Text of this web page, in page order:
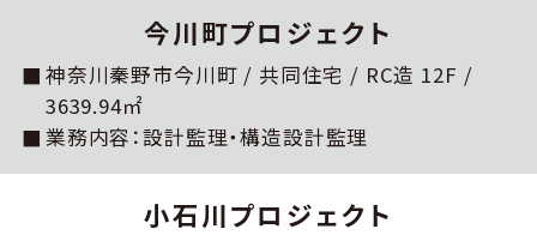
今川町プロジェクト
神奈川秦野市今川町 / 共同住宅 / RC造 12F /
3639.94㎡
業務内容：設計監理・構造設計監理
⼩⽯川プロジェクト